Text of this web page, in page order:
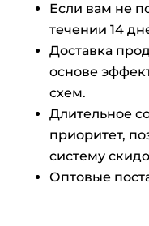
Если вам не
течении 14
Доставка
основе
схем.
Длительное
приоритет,
систему
Оптовые